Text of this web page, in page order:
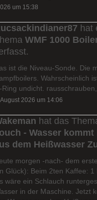
um 15:38
hat
WMF 1000
ist die Niveau-Sonde. Die
Wahrscheinlich
Ring undicht.
2026 um 14:06
hat das
- Wasser
dem Heißwasser
morgen -nach- dem
Glück): Beim 2ten Kaffee: 1
wäre ein Schlauch
in der Maschine. Jetzt